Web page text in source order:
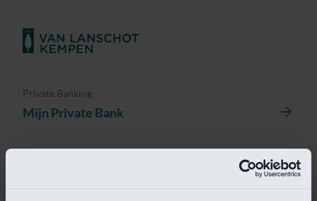
Private Banking
Mijn Private Bank